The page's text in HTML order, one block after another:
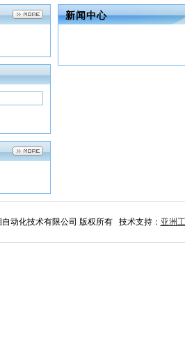
新闻中心
动化技术有限公司 版权所有 技术支持： 亚洲